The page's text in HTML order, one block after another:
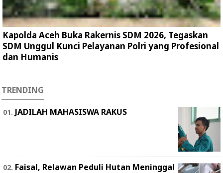
Kapolda Aceh Buka Rakernis SDM 2026, Tegaskan
SDM Unggul Kunci Pelayanan Polri yang Profesional
dan Humanis
TRENDING
JADILAH MAHASISWA RAKUS
Faisal, Relawan Peduli Hutan Meninggal